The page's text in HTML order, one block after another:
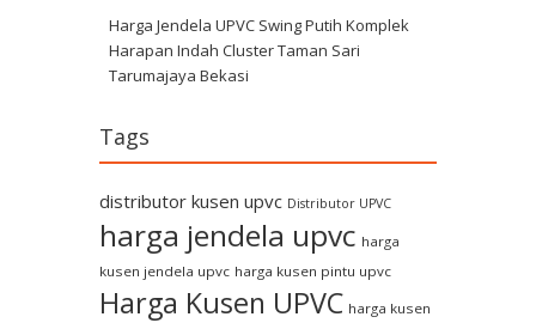
Harga Jendela UPVC Swing Putih Komplek
Harapan Indah Cluster Taman Sari
Tarumajaya Bekasi
Tags
distributor kusen upvc Distributor UPVC
harga jendela upvc harga
kusen jendela upvc harga kusen pintu upvc
Harga Kusen UPVC harga kusen